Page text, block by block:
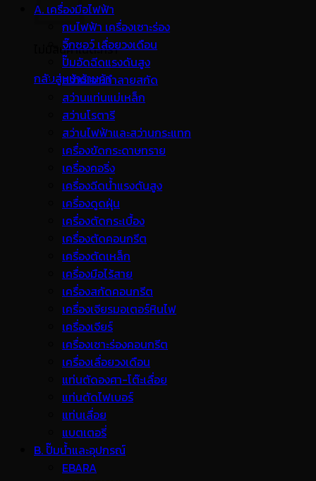
ไม่มีสินค้าในตะกร้า
กลับสู่หน้าร้านค้า
A. เครื่องมือไฟฟ้า
กบไฟฟ้า เครื่องเซาะร่อง
จิ๊กซอว์ เลื่อยวงเดือน
ปั๊มอัดฉีดแรงดันสูง
สว่านเจาะทำลายสกัด
สว่านแท่นแม่เหล็ก
สว่านโรตารี
สว่านไฟฟ้าและสว่านกระแทก
เครื่องขัดกระดาษทราย
เครื่องคอริ่ง
เครื่องฉีดน้ำแรงดันสูง
เครื่องดูดฝุ่น
เครื่องตัดกระเบื้อง
เครื่องตัดคอนกรีต
เครื่องตัดเหล็ก
เครื่องมือไร้สาย
เครื่องสกัดคอนกรีต
เครื่องเจียรมอเตอร์หินไฟ
เครื่องเจียร์
เครื่องเซาะร่องคอนกรีต
เครื่องเลื่อยวงเดือน
แท่นตัดองศา-โต๊ะเลื่อย
แท่นตัดไฟเบอร์
แท่นเลื่อย
แบตเตอรี่
B. ปั๊มน้ำและอุปกรณ์
EBARA